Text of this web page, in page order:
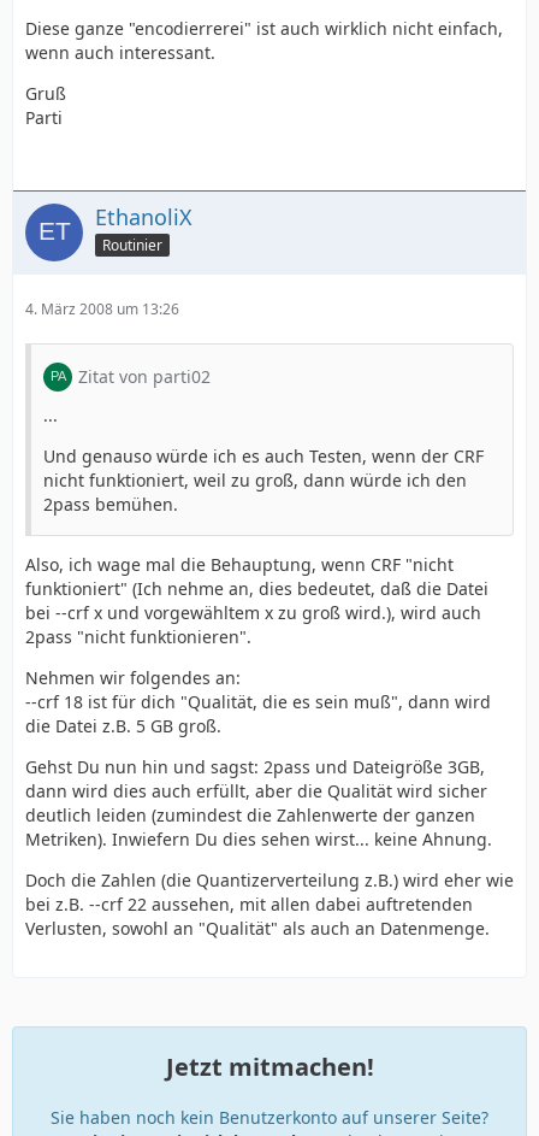
Diese ganze "encodierrerei" ist auch wirklich nicht einfach,
wenn auch interessant.
Gruß
Parti
EthanoliX
Routinier
4. März 2008 um 13:26
Zitat von parti02
...
Und genauso würde ich es auch Testen, wenn der CRF
nicht funktioniert, weil zu groß, dann würde ich den
2pass bemühen.
Also, ich wage mal die Behauptung, wenn CRF "nicht
funktioniert" (Ich nehme an, dies bedeutet, daß die Datei
bei --crf x und vorgewähltem x zu groß wird.), wird auch
2pass "nicht funktionieren".
Nehmen wir folgendes an:
--crf 18 ist für dich "Qualität, die es sein muß", dann wird
die Datei z.B. 5 GB groß.
Gehst Du nun hin und sagst: 2pass und Dateigröße 3GB,
dann wird dies auch erfüllt, aber die Qualität wird sicher
deutlich leiden (zumindest die Zahlenwerte der ganzen
Metriken). Inwiefern Du dies sehen wirst... keine Ahnung.
Doch die Zahlen (die Quantizerverteilung z.B.) wird eher wie
bei z.B. --crf 22 aussehen, mit allen dabei auftretenden
Verlusten, sowohl an "Qualität" als auch an Datenmenge.
Jetzt mitmachen!
Sie haben noch kein Benutzerkonto auf unserer Seite?